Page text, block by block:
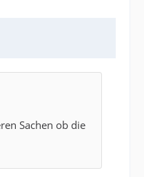
Sachen ob die